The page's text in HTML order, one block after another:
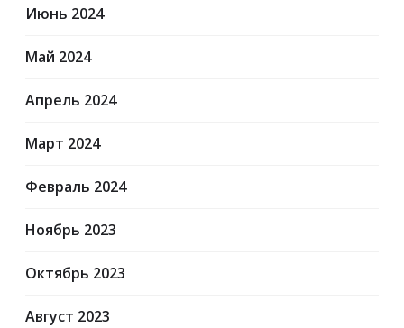
Июнь 2024
Май 2024
Апрель 2024
Март 2024
Февраль 2024
Ноябрь 2023
Октябрь 2023
Август 2023